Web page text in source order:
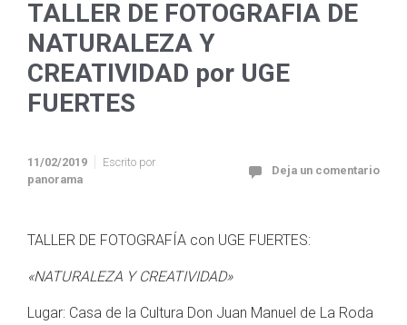
TALLER DE FOTOGRAFIA DE
NATURALEZA Y
CREATIVIDAD por UGE
FUERTES
11/02/2019
Escrito por
panorama
Deja un comentario
TALLER DE FOTOGRAFÍA con UGE FUERTES:
«NATURALEZA Y CREATIVIDAD»
Lugar: Casa de la Cultura Don Juan Manuel de La Roda